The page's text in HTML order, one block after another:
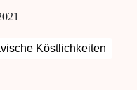
Köstlichkeiten